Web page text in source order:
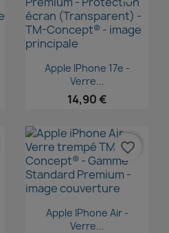
Aperçu rapide
Apple IPhone 17e -
Verre...
14,90 €
Aperçu rapide
Apple IPhone Air -
Verre...
favorite_border